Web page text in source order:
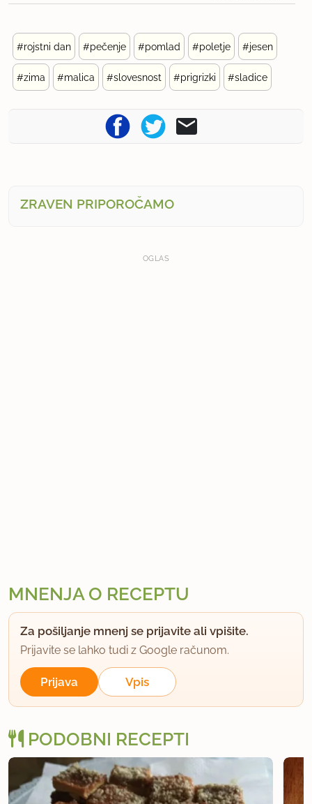
#rojstni dan #pečenje #pomlad #poletje #jesen
#zima #malica #slovesnost #prigrizki #sladice
ZRAVEN PRIPOROČAMO
OGLAS
MNENJA O RECEPTU
Za pošiljanje mnenj se prijavite ali vpišite.
Prijavite se lahko tudi z Google računom.
Prijava Vpis
PODOBNI RECEPTI